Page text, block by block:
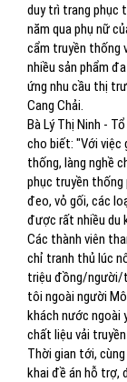
duy trì trang phục
năm qua phụ nữ
cẩm truyền thống
nhiều sản phẩm
ứng nhu cầu thị
Cang Chải.
Bà Lý Thị Ninh -
cho biết: "Với việc
thống, làng nghề
phục truyền thống
đeo, vỏ gối, các
được rất nhiều du
Các thành viên
chỉ tranh thủ lúc
triệu đồng/người/
tôi ngoài người
khách nước ngoài
chất liệu vải
Thời gian tới,
khai đề án hỗ trợ,